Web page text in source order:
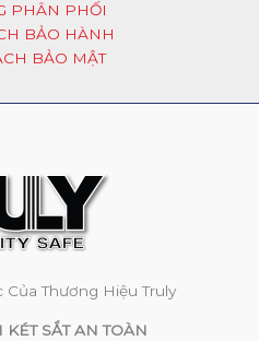
PHÂN PHỐI
BẢO HÀNH
BẢO MẬT
Thương Hiệu Truly
KÉT SẮT AN TOÀN